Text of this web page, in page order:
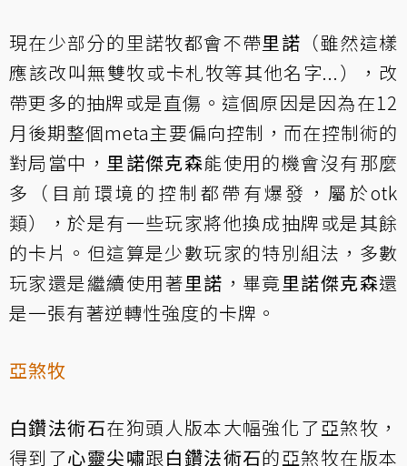
現在少部分的里諾牧都會不帶里諾 （雖然這樣
應該改叫無雙牧或卡札牧等其他名字...），改
帶更多的抽牌或是直傷。這個原因是因為在12
月後期整個meta主要偏向控制，而在控制術的
對局當中， 里諾傑克森能使用的機會沒有那麼
多（目前環境的控制都帶有爆發，屬於otk
類），於是有一些玩家將他換成抽牌或是其餘
的卡片。但這算是少數玩家的特別組法，多數
玩家還是繼續使用著里諾 ，畢竟里諾傑克森還
是一張有著逆轉性強度的卡牌。
亞煞牧
白鑽法術石在狗頭人版本大幅強化了亞煞牧，
得到了心靈尖嘯跟白鑽法術石的亞煞牧在版本